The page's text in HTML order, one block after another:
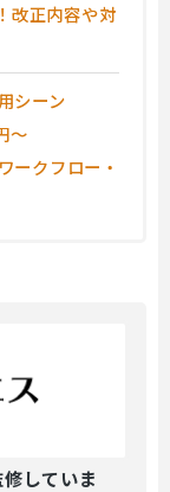
改正内容や対
シーン
～
ークフロー・
していま